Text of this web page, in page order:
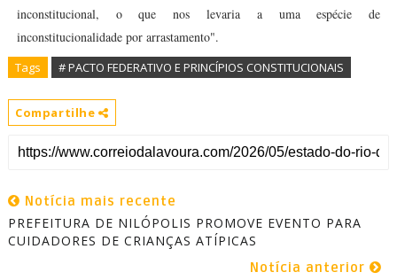
inconstitucional, o que nos levaria a uma espécie de
inconstitucionalidade por arrastamento".
Tags # PACTO FEDERATIVO E PRINCÍPIOS CONSTITUCIONAIS
Compartilhe
Notícia mais recente
PREFEITURA DE NILÓPOLIS PROMOVE EVENTO PARA
CUIDADORES DE CRIANÇAS ATÍPICAS
Notícia anterior